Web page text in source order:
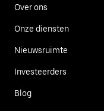
Over ons
Onze diensten
Nieuwsruimte
Investeerders
Blog